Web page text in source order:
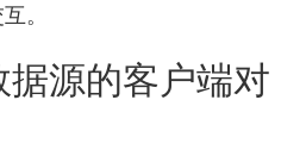
。
源的客户端对